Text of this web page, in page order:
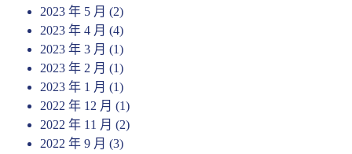
2023 年 5 月 (2)
2023 年 4 月 (4)
2023 年 3 月 (1)
2023 年 2 月 (1)
2023 年 1 月 (1)
2022 年 12 月 (1)
2022 年 11 月 (2)
2022 年 9 月 (3)